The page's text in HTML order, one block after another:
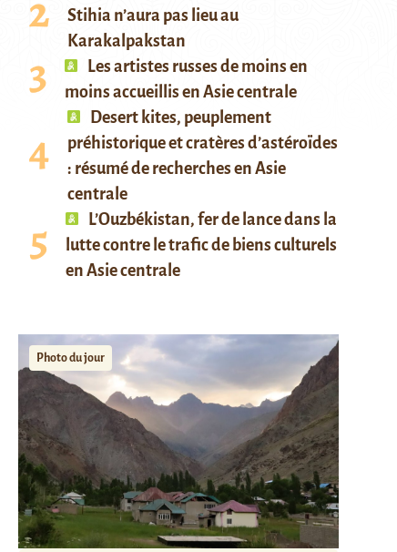
Stihia n’aura pas lieu au
Karakalpakstan
Les artistes russes de moins en
moins accueillis en Asie centrale
Desert kites, peuplement
préhistorique et cratères d’astéroïdes
: résumé de recherches en Asie
centrale
L’Ouzbékistan, fer de lance dans la
lutte contre le trafic de biens culturels
en Asie centrale
Photo du jour